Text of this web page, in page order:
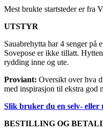
Mest brukte startsteder er fra
UTSTYR
Sauabrehytta har 4 senger på
Sovepose er ikke tillatt.
rydding inne og ute.
Proviant: Oversikt over hva
med inspirasjon til ekstra god
Slik bruker du en selv-
BESTILLING OG